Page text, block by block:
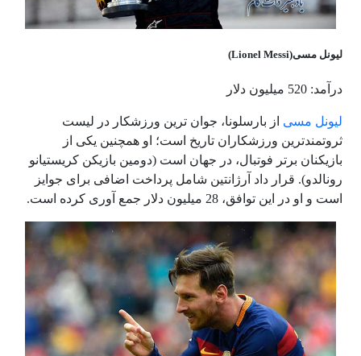
لیونل مسی(Lionel Messi)
درآمد: 520 میلیون دلار
لیونل مسی از بارسلونا، جوان ترین ورزشکار در لیست
ثروتمندترین ورزشکاران تاریخ است؛ او همچنین یکی از
بازیکنان برتر فوتبال، در جهان است (دومین بازیکن کریستیانو
رونالدو). قرار داد آرژانتین شامل پرداخت اضافی برای جوایز
است و او در این توافق، 28 میلیون دلار جمع آوری کرده است.